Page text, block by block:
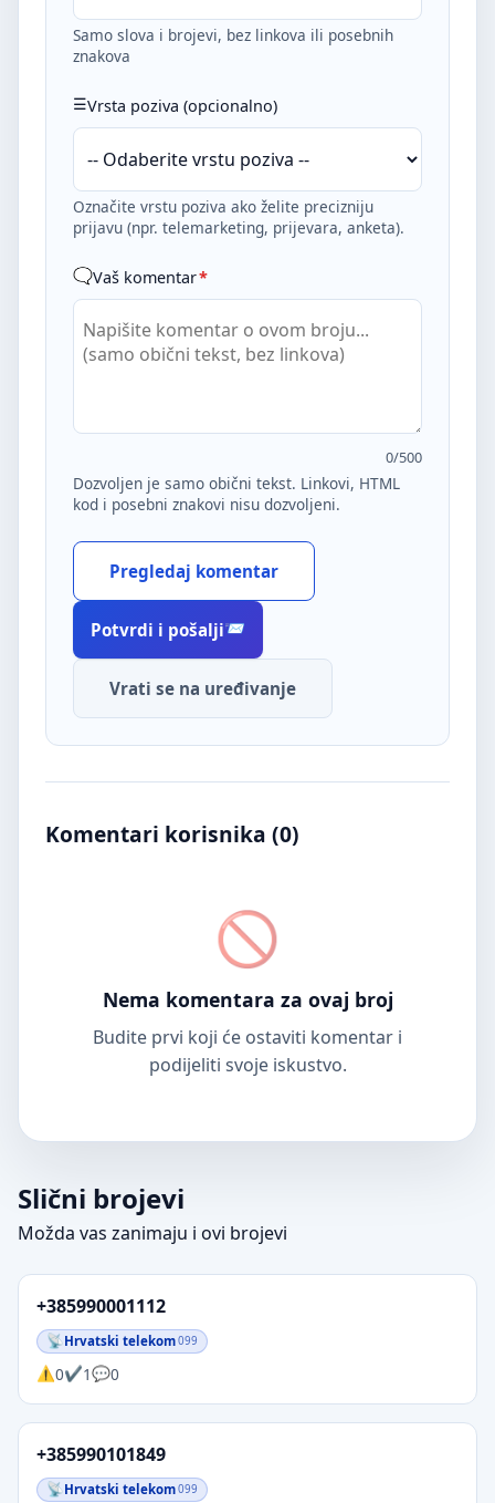
Samo slova i brojevi, bez linkova ili posebnih
znakova
Vrsta poziva (opcionalno)
Označite vrstu poziva ako želite precizniju
prijavu (npr. telemarketing, prijevara, anketa).
Vaš komentar*
0/500
Dozvoljen je samo obični tekst. Linkovi, HTML
kod i posebni znakovi nisu dozvoljeni.
Pregledaj komentar
Potvrdi i pošalji
Vrati se na uređivanje
Komentari korisnika (0)
Nema komentara za ovaj broj
Budite prvi koji će ostaviti komentar i
podijeliti svoje iskustvo.
Slični brojevi
Možda vas zanimaju i ovi brojevi
+385990001112
Hrvatski telekom099
0 1 0
+385990101849
Hrvatski telekom099